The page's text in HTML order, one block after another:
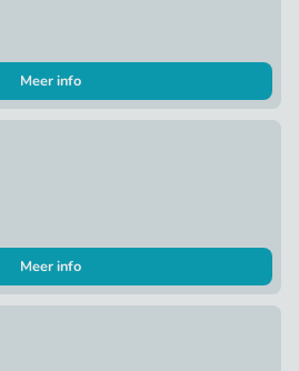
Meer info
Meer info